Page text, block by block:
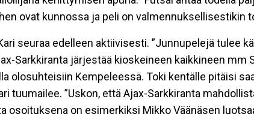
ovat kunnossa ja peli on valmennuksellisestikin
seuraa edelleen aktiivisesti. ”Junnupelejä tulee
Sarkkiranta järjestää kioskeineen kaikkineen mm
olosuhteisiin Kempeleessä. Toki kentälle pitäisi
tuumailee. ”Uskon, että Ajax-Sarkkiranta
osoituksena on esimerkiksi Mikko Väänäsen